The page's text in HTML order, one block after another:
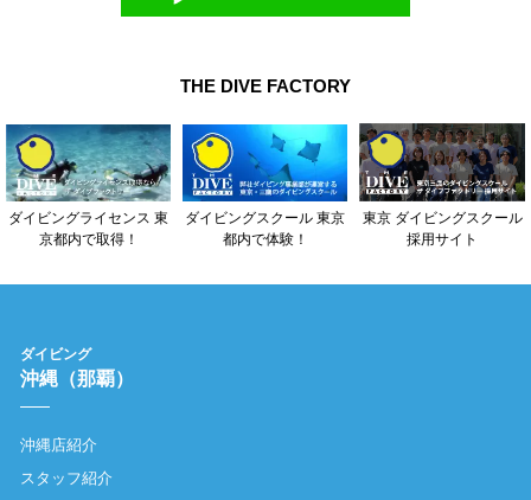
THE DIVE FACTORY
ダイビングライセンス 東
京都内で取得！
ダイビングスクール 東京
都内で体験！
東京 ダイビングスクール
採用サイト
ダイビング
沖縄（那覇）
沖縄店紹介
スタッフ紹介